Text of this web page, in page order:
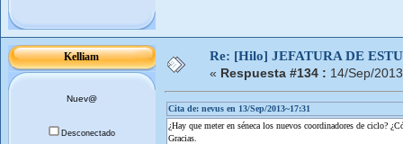
Kelliam
Nuev@
Desconectado
Re: [Hilo] JEFATURA DE
« Respuesta #134 : 14/Sep/
Cita de: nevus en 13/Sep/2013~17:31
¿Hay que meter en séneca los nuevos coordinadores de ciclo?
Gracias.